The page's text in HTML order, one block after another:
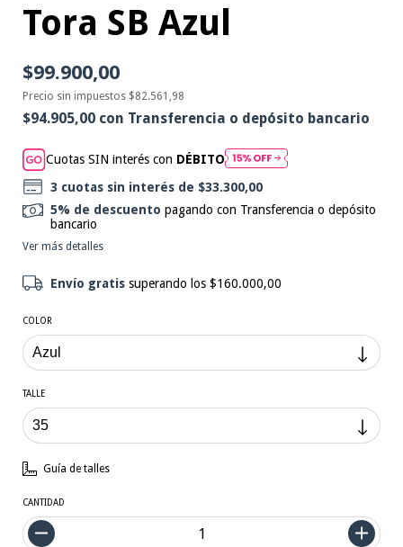
Tora SB Azul
$99.900,00
Precio sin impuestos $82.561,98
$94.905,00 con Transferencia o depósito bancario
Cuotas SIN interés con DÉBITO
3 cuotas sin interés de $33.300,00
5% de descuento pagando con Transferencia o depósito
bancario
Ver más detalles
Envío gratissuperando los$160.000,00
COLOR
TALLE
Guía de talles
CANTIDAD